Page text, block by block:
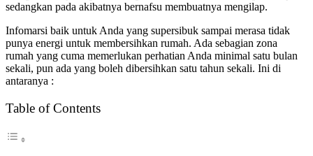
sedangkan pada akibatnya bernafsu membuatnya mengilap.
Infomarsi baik untuk Anda yang supersibuk sampai merasa tidak
punya energi untuk membersihkan rumah. Ada sebagian zona
rumah yang cuma memerlukan perhatian Anda minimal satu bulan
sekali, pun ada yang boleh dibersihkan satu tahun sekali. Ini di
antaranya :
Table of Contents